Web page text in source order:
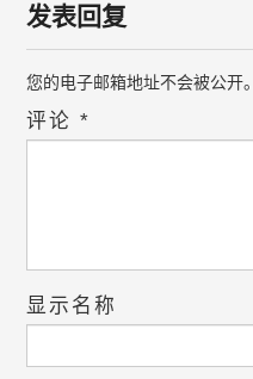
发表回复
您的电子邮箱地址不会被公开。
评论*
显示名称